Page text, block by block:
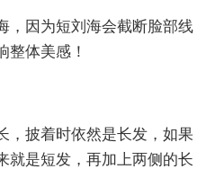
，因为短刘海会截断脸部线
整体美感！
，披着时依然是长发，如果
就是短发，再加上两侧的长